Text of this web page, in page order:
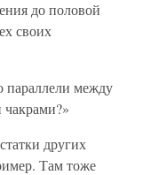
до половой
своих
параллели между
других
Там тоже